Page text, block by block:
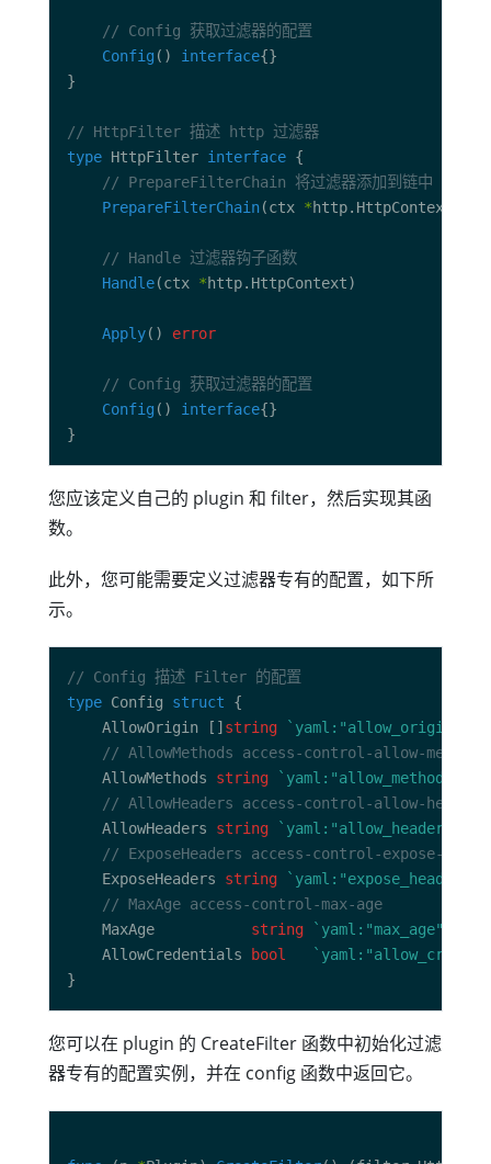
// Config 获取过滤器的配置
Config () interface
// HttpFilter 描述 http 过滤器
type HttpFilter interface
// PrepareFilterChain 将过滤器添加到链中
PrepareFilterChain(ctx *http.HttpContext)
// Handle 过滤器钩子函数
Handle(ctx *
Apply() error
// Config 获取过滤器的配置
Config () interface
您应该定义自己的 plugin 和 filter，然后实现其函
数。
此外，您可能需要定义过滤器专有的配置，如下所
示。
// Config 描述 Filter 的配置
type Config struct
	AllowOrigin []
string
`yaml:"allow_origin"
// AllowMethods access-control-allow-methods
	AllowMethods
string
`yaml:"allow_methods"
// AllowHeaders access-control-allow-headers
	AllowHeaders
string
`yaml:"allow_headers"
// ExposeHeaders access-control-expose-
	ExposeHeaders
string
// MaxAge access-control-max-age
	MaxAge
string
`yaml:"max_age"
	AllowCredentials
bool
您可以在 plugin 的 CreateFilter 函数中初始化过滤
器专有的配置实例，并在 config 函数中返回它。